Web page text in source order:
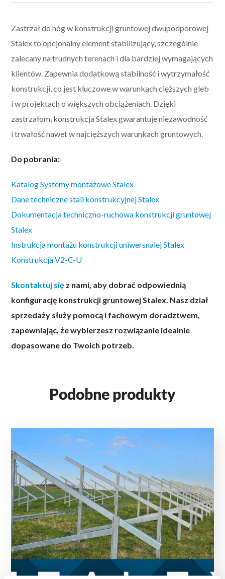
Zastrzał do nóg w konstrukcji gruntowej dwupodporowej
Stalex to opcjonalny element stabilizujący, szczególnie
zalecany na trudnych terenach i dla bardziej wymagających
klientów. Zapewnia dodatkową stabilność i wytrzymałość
konstrukcji, co jest kluczowe w warunkach cięższych gleb
i w projektach o większych obciążeniach. Dzięki
zastrzałom, konstrukcja Stalex gwarantuje niezawodność
i trwałość nawet w najcięższych warunkach gruntowych.
Do pobrania:
Katalog Systemy montażowe Stalex
Dane techniczne stali konstrukcyjnej Stalex
Dokumentacja techniczno-ruchowa konstrukcji gruntowej
Stalex
Instrukcja montażu konstrukcji uniwersnalej Stalex
Konstrukcja V2-C-U
Skontaktuj się z nami, aby dobrać odpowiednią
konfigurację konstrukcji gruntowej Stalex. Nasz dział
sprzedaży służy pomocą i fachowym doradztwem,
zapewniając, że wybierzesz rozwiązanie idealnie
dopasowane do Twoich potrzeb.
Podobne produkty